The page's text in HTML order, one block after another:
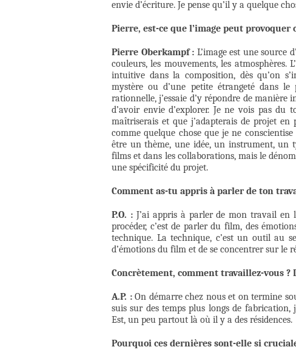
envie d’écriture. Je pense qu’il y a quelque
Pierre, est-ce que l’image peut provoquer
Pierre Oberkampf : L’image est une source
couleurs, les mouvements, les
intuitive dans la composition, dès qu’on
mystère ou d’une petite étrangeté dans
rationnelle, j’essaie d’y répondre de manière
d’avoir envie d’explorer. Je ne vois pas
maîtriserais et que j’adapterais de projet
comme quelque chose que je ne
être un thème, une idée, un instrument, un
films et dans les collaborations, mais le
une spécificité du projet.
Comment as-tu appris à parler de ton
P.O. :J’ai appris à parler de mon travail en
procéder, c’est de parler du film, des
technique. La technique, c’est un outil au
d’émotions du film et de se concentrer sur le
Concrètement, comment travaillez-vous ?
A.P. :On démarre chez nous et on termine
suis sur des temps plus longs de
Est, un peu partout là où il y a des résidences.
Pourquoi ces dernières sont-elle si